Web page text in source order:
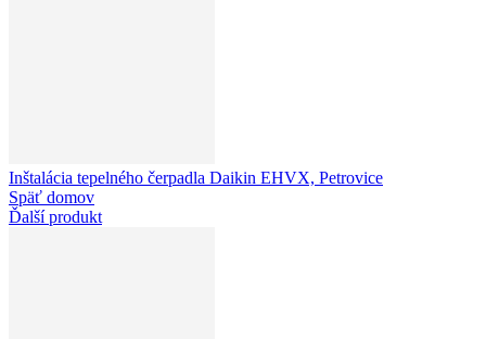
Inštalácia tepelného čerpadla Daikin EHVX, Petrovice
Späť domov
Ďalší produkt